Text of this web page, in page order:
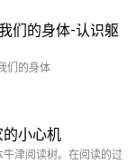
们的身体-认识躯
们的身体
小心机
津阅读树。在阅读的过